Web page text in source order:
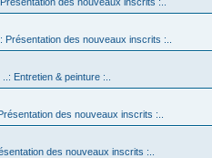
..: Présentation des nouveaux inscrits :..
..: Entretien & peinture :..
Présentation des nouveaux inscrits :..
des nouveaux inscrits :..